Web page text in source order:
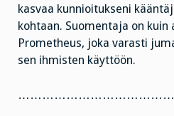
kasvaa kunnioitukseni
kohtaan. Suomentaja on
Prometheus, joka varasti
sen ihmisten käyttöön.
…………………………………